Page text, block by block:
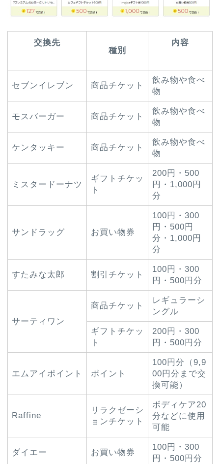
交換先
種別
内容
セブンイレブン 商品チケット
飲み物や食べ
物
モスバーガー 商品チケット
飲み物や食べ
物
ケンタッキー 商品チケット
飲み物や食べ
物
ミスタードーナツ
ギフトチケッ
ト
200円・500
円・1,000円
分
サンドラッグ お買い物券
100円・300
円・500円
分・1,000円
分
すたみな太郎 割引チケット
100円・300
円・500円分
サーティワン
商品チケット
レギュラーシ
ングル
ギフトチケッ
ト
200円・300
円・500円分
エムアイポイント ポイント
100円分（9,9
00円分まで交
換可能）
Raffine
リラクゼーシ
ョンチケット
ボディケア20
分などに使用
可能
ダイエー お買い物券
100円・300
円・500円分